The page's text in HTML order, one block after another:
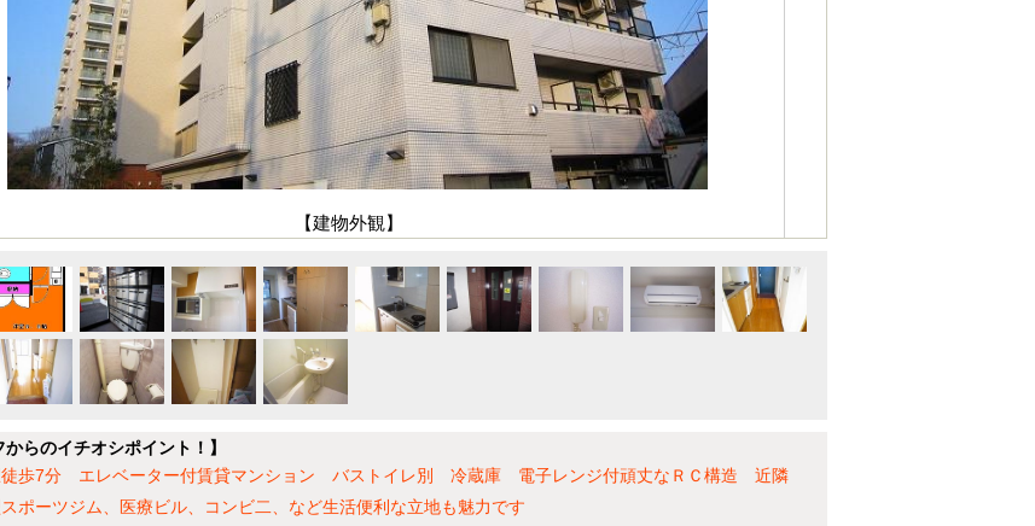
【建物外観】
からのイチオシポイント！】
徒歩7分 エレベーター付賃貸マンション バストイレ別 冷蔵庫 電子レンジ付頑丈なＲＣ構造 近隣
ポーツジム、医療ビル、コンビ二、など生活便利な立地も魅力です